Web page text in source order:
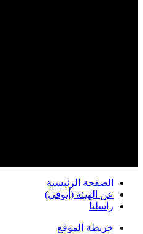
الصفحة الرئيسية
عن الهيئة (أيوفي)
راسلنا
خريطة الموقع